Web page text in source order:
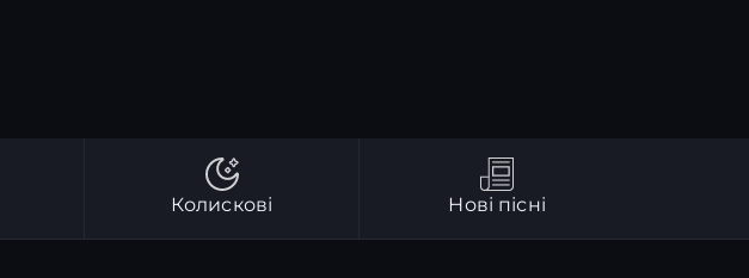
Колискові Нові пісні